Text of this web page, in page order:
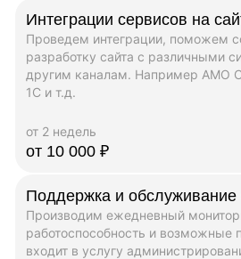
Интеграции сервисов на
Проведем интеграции, поможем
разработку сайта с различными
другим каналам. Например AMO
1C и т.д.
от 2 недель
от 10 000 ₽
Поддержка и обслуживание
Производим ежедневный
работоспособность и возможные
входит в услугу